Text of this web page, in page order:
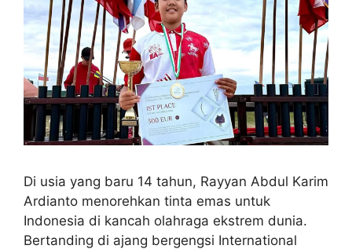
Di usia yang baru 14 tahun, Rayyan Abdul Karim
Ardianto menorehkan tinta emas untuk
Indonesia di kancah olahraga ekstrem dunia.
Bertanding di ajang bergengsi International